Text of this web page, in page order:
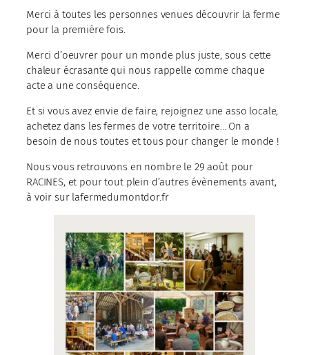
Merci à toutes les personnes venues découvrir la ferme
pour la première fois.
Merci d’oeuvrer pour un monde plus juste, sous cette
chaleur écrasante qui nous rappelle comme chaque
acte a une conséquence.
Et si vous avez envie de faire, rejoignez une asso locale,
achetez dans les fermes de votre territoire… On a
besoin de nous toutes et tous pour changer le monde !
Nous vous retrouvons en nombre le 29 août pour
RACINES, et pour tout plein d’autres évènements avant,
à voir sur lafermedumontdor.fr